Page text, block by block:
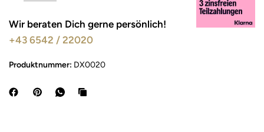
Wir beraten Dich gerne persönlich!
+43 6542 / 22020
Produktnummer: DX0020